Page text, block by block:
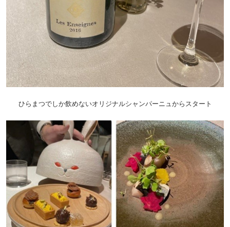
ひらまつでしか飲めないオリジナルシャンパーニュからスタート